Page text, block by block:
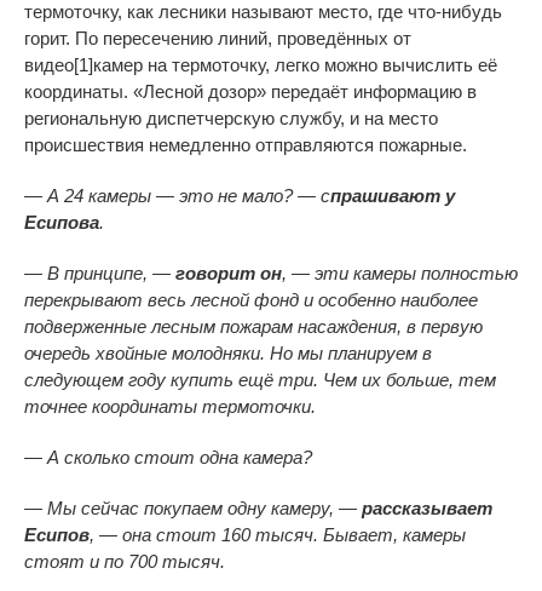
термоточку, как лесники называют место, где что-нибудь
горит. По пересечению линий, проведённых от
видео[1]камер на термоточку, легко можно вычислить её
координаты. «Лесной дозор» передаёт информацию в
региональную диспетчерскую службу, и на место
происшествия немедленно отправляются пожарные.
— А 24 камеры — это не мало? — спрашивают у
Есипова.
— В принципе, —говорит он, — эти камеры полностью
перекрывают весь лесной фонд и особенно наиболее
подверженные лесным пожарам насаждения, в первую
очередь хвойные молодняки. Но мы планируем в
следующем году купить ещё три. Чем их больше, тем
точнее координаты термоточки.
— А сколько стоит одна камера?
— Мы сейчас покупаем одну камеру, — рассказывает
Есипов, — она стоит 160 тысяч. Бывает, камеры
стоят и по 700 тысяч.